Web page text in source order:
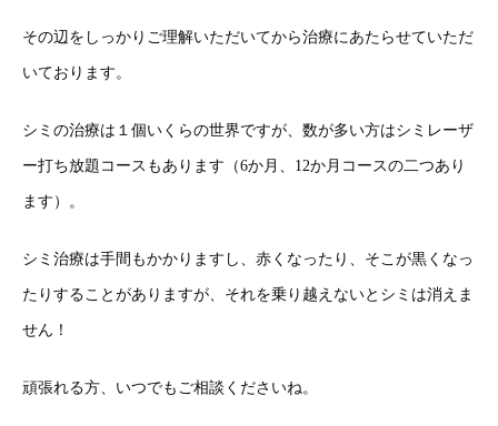
その辺をしっかりご理解いただいてから治療にあたらせていただ
いております。
シミの治療は１個いくらの世界ですが、数が多い方はシミレーザ
ー打ち放題コースもあります（6か月、12か月コースの二つあり
ます）。
シミ治療は手間もかかりますし、赤くなったり、そこが黒くなっ
たりすることがありますが、それを乗り越えないとシミは消えま
せん！
頑張れる方、いつでもご相談くださいね。